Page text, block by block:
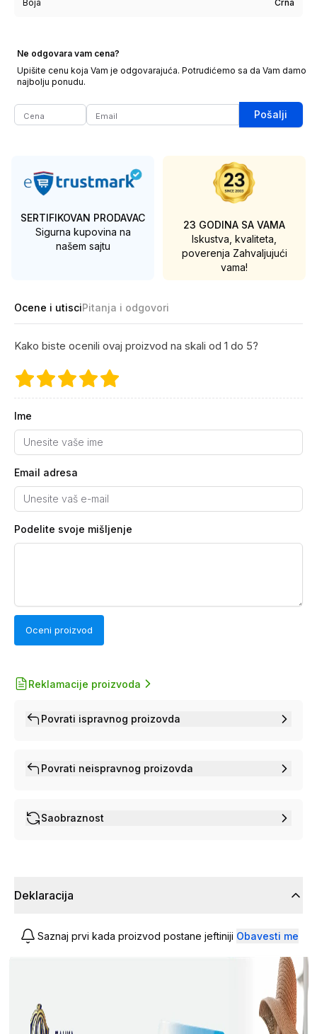
Boja Crna
Ne odgovara vam cena?
Upišite cenu koja Vam je odgovarajuća. Potrudićemo sa da Vam damo
najbolju ponudu.
Pošalji
SERTIFIKOVAN PRODAVAC
Sigurna kupovina na
našem sajtu
23 GODINA SA VAMA
Iskustva, kvaliteta,
poverenja Zahvaljujući
vama!
Ocene i utisciPitanja i odgovori
Kako biste ocenili ovaj proizvod na skali od 1 do 5?
Ime
Email adresa
Podelite svoje mišljenje
Oceni proizvod
Reklamacije proizvoda
Povrati ispravnog proizovda
Povrati neispravnog proizovda
Saobraznost
Deklaracija
Saznaj prvi kada proizvod postane jeftiniji Obavesti me